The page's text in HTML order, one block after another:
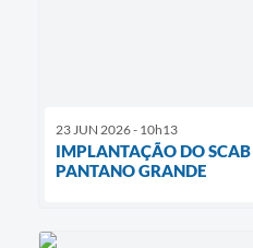
23 JUN 2026 - 10h13
IMPLANTAÇÃO DO
PANTANO GRANDE